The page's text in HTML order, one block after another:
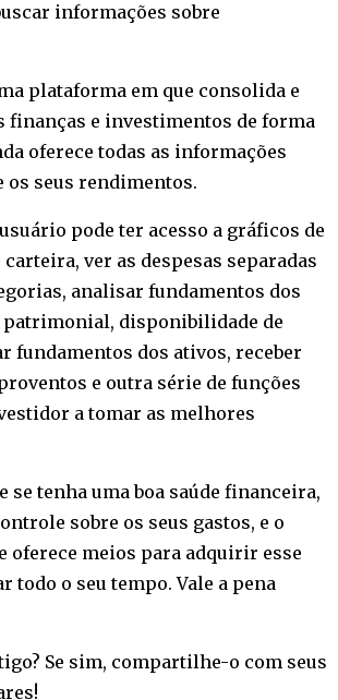
informações sobre
plataforma em que consolida e
finanças e investimentos de forma
oferece todas as informações
os seus rendimentos.
pode ter acesso a gráficos de
ver as despesas separadas
analisar fundamentos dos
patrimonial, disponibilidade de
fundamentos dos ativos, receber
e outra série de funções
a tomar as melhores
se tenha uma boa saúde financeira,
sobre os seus gastos, e o
oferece meios para adquirir esse
todo o seu tempo. Vale a pena
Se sim, compartilhe-o com seus